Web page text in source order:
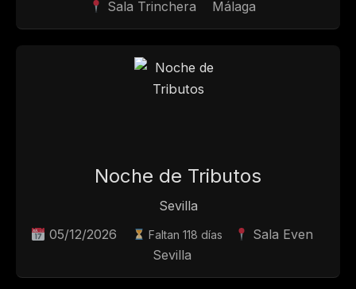
Sala Trinchera Málaga
Noche de Tributos
Sevilla
05/12/2026
Faltan 118 días
Sala Even
Sevilla